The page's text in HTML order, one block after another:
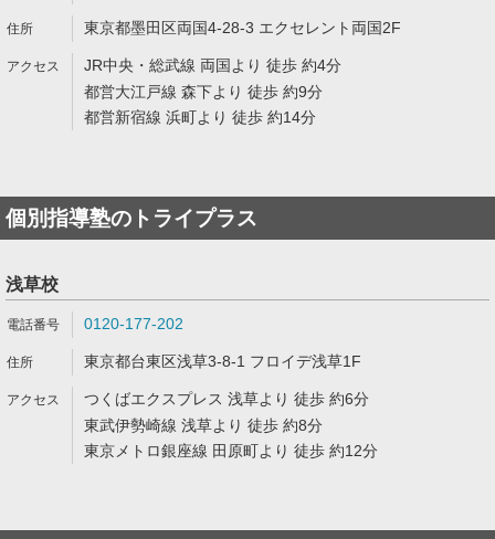
東京都墨田区両国4-28-3 エクセレント両国2F
JR中央・総武線 両国より 徒歩 約4分
都営大江戸線 森下より 徒歩 約9分
都営新宿線 浜町より 徒歩 約14分
個別指導塾のトライプラス
浅草校
0120-177-202
東京都台東区浅草3-8-1 フロイデ浅草1F
つくばエクスプレス 浅草より 徒歩 約6分
東武伊勢崎線 浅草より 徒歩 約8分
東京メトロ銀座線 田原町より 徒歩 約12分